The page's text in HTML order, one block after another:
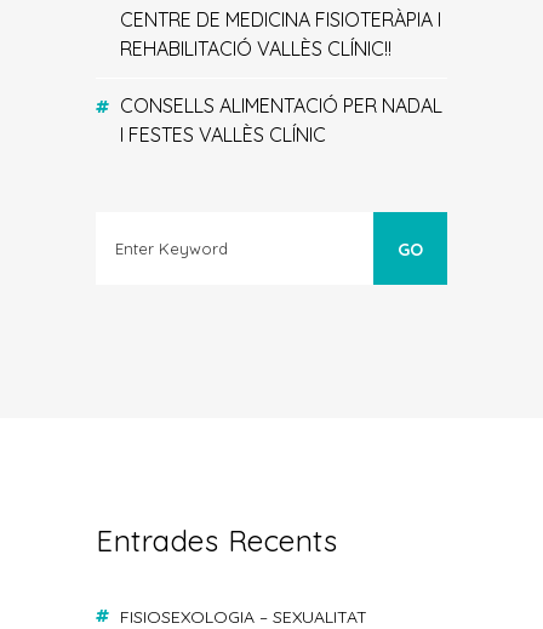
CENTRE DE MEDICINA FISIOTERÀPIA I
REHABILITACIÓ VALLÈS CLÍNIC!!
CONSELLS ALIMENTACIÓ PER NADAL
I FESTES VALLÈS CLÍNIC
Entrades Recents
FISIOSEXOLOGIA – SEXUALITAT